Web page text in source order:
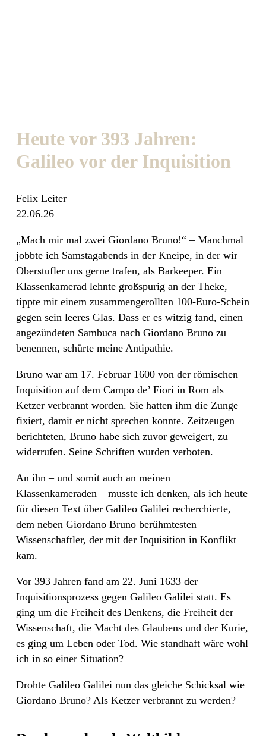
Heute vor 393 Jahren:
Galileo vor der Inquisition
Felix Leiter
22.06.26
„Mach mir mal zwei Giordano Bruno!“ – Manchmal
jobbte ich Samstagabends in der Kneipe, in der wir
Oberstufler uns gerne trafen, als Barkeeper. Ein
Klassenkamerad lehnte großspurig an der Theke,
tippte mit einem zusammengerollten 100-Euro-Schein
gegen sein leeres Glas. Dass er es witzig fand, einen
angezündeten Sambuca nach Giordano Bruno zu
benennen, schürte meine Antipathie.
Bruno war am 17. Februar 1600 von der römischen
Inquisition auf dem Campo de’ Fiori in Rom als
Ketzer verbrannt worden. Sie hatten ihm die Zunge
fixiert, damit er nicht sprechen konnte. Zeitzeugen
berichteten, Bruno habe sich zuvor geweigert, zu
widerrufen. Seine Schriften wurden verboten.
An ihn – und somit auch an meinen
Klassenkameraden – musste ich denken, als ich heute
für diesen Text über Galileo Galilei recherchierte,
dem neben Giordano Bruno berühmtesten
Wissenschaftler, der mit der Inquisition in Konflikt
kam.
Vor 393 Jahren fand am 22. Juni 1633 der
Inquisitionsprozess gegen Galileo Galilei statt. Es
ging um die Freiheit des Denkens, die Freiheit der
Wissenschaft, die Macht des Glaubens und der Kurie,
es ging um Leben oder Tod. Wie standhaft wäre wohl
ich in so einer Situation?
Drohte Galileo Galilei nun das gleiche Schicksal wie
Giordano Bruno? Als Ketzer verbrannt zu werden?